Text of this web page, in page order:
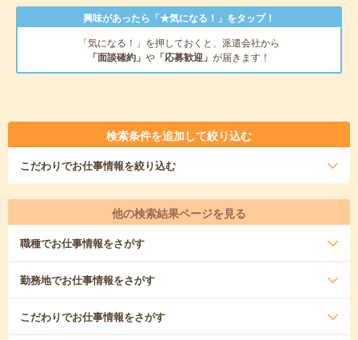
興味があったら「★気になる！」をタップ！
「気になる！」を押しておくと、派遣会社から
「面談確約」 や 「応募歓迎」 が届きます！
検索条件を追加して絞り込む
こだわりでお仕事情報を絞り込む
他の検索結果ページを見る
職種でお仕事情報をさがす
勤務地でお仕事情報をさがす
こだわりでお仕事情報をさがす